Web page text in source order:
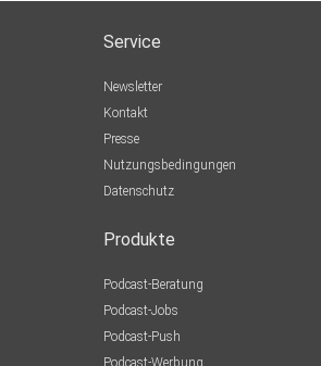
Service
Newsletter
Kontakt
Presse
Nutzungsbedingungen
Datenschutz
Produkte
Podcast-Beratung
Podcast-Jobs
Podcast-Push
Podcast-Werbung